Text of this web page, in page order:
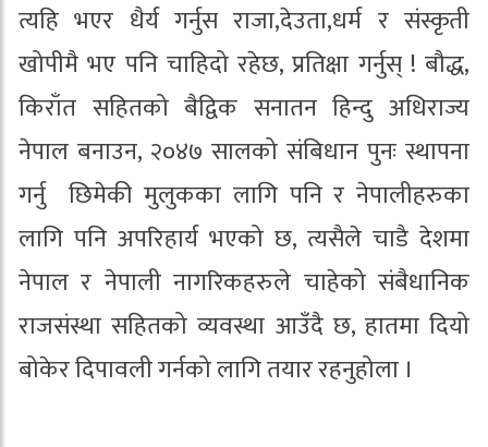
त्यहि भएर धैर्य गर्नुस राजा,देउता,धर्म र संस्कृती
खोपीमै भए पनि चाहिदो रहेछ, प्रतिक्षा गर्नुस् ! बौद्ध,
किराँत सहितको बैद्विक सनातन हिन्दु अधिराज्य
नेपाल बनाउन, २०४७ सालको संबिधान पुनः स्थापना
गर्नु छिमेकी मुलुकका लागि पनि र नेपालीहरुका
लागि पनि अपरिहार्य भएको छ, त्यसैले चाडै देशमा
नेपाल र नेपाली नागरिकहरुले चाहेको संबैधानिक
राजसंस्था सहितको व्यवस्था आउँदै छ, हातमा दियो
बोकेर दिपावली गर्नको लागि तयार रहनुहोला ।